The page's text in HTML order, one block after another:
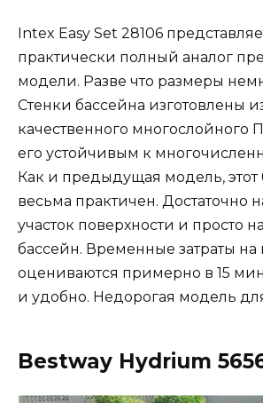
Intex Easy Set 28106
практически полный аналог
модели. Разве что размеры
Стенки бассейна изготовлены
качественного многослойного
его устойчивым к
Как и предыдущая модель, этот
весьма практичен. Достаточно
участок поверхности и просто
бассейн. Временные затраты на
оцениваются примерно в 15
и удобно. Недорогая модель
Bestway Hydrium